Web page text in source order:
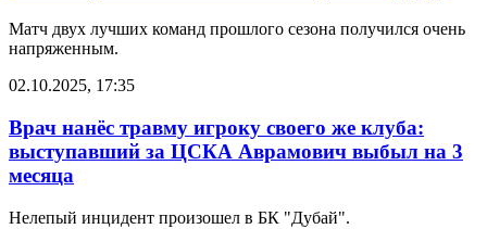
Матч двух лучших команд прошлого сезона получился очень
напряженным.
02.10.2025, 17:35
Врач нанёс травму игроку своего же клуба:
выступавший за ЦСКА Аврамович выбыл на 3
месяца
Нелепый инцидент произошел в БК "Дубай".